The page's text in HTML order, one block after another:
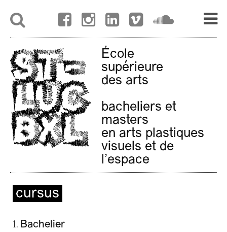
École
supérieure
des arts
bacheliers et
masters
en arts plastiques
visuels et de
l'espace
cursus
1. Bachelier